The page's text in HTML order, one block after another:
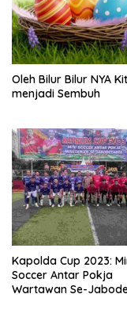
Oleh Bilur Bilur NYA
menjadi Sembuh
Kapolda Cup 2023:
Soccer Antar Pokja
Wartawan Se-